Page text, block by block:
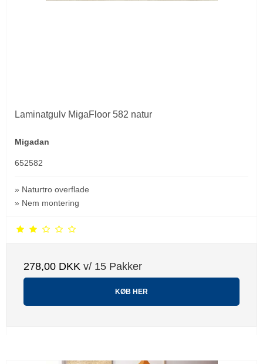
Laminatgulv MigaFloor 582 natur
Migadan
652582
» Naturtro overflade
» Nem montering
278,00 DKK v/ 15 Pakker
KØB HER